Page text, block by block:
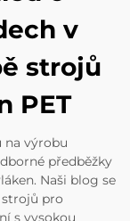
v
strojů
PET
na výrobu
předběžky
Naši blog se
pro
s vysokou